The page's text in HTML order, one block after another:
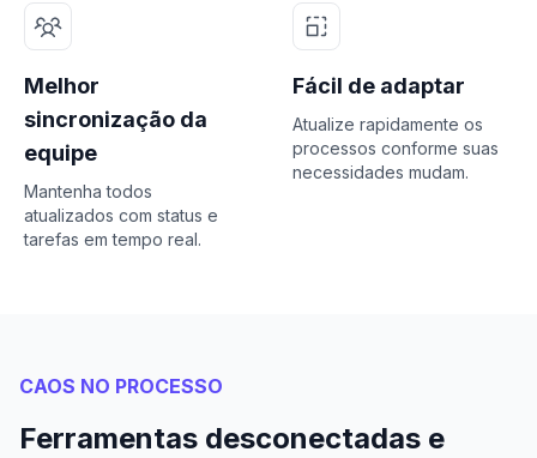
Melhor
sincronização da
equipe
Mantenha todos
atualizados com status e
tarefas em tempo real.
Fácil de adaptar
Atualize rapidamente os
processos conforme suas
necessidades mudam.
CAOS NO PROCESSO
Ferramentas desconectadas e